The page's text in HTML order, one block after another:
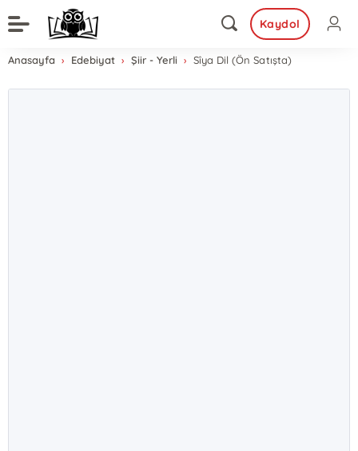
Kaydol
Anasayfa Edebiyat Şiir - Yerli Sîya Dil (Ön Satışta)